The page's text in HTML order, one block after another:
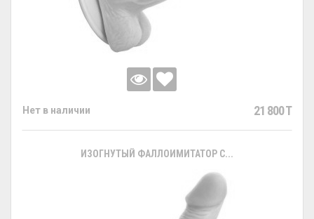
Нет в наличии 21 800 T
ИЗОГНУТЫЙ ФАЛЛОИМИТАТОР С...